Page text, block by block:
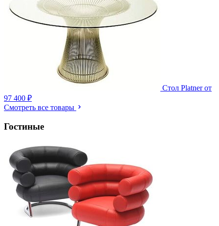
Стол Platner от
97 400 ₽
Смотреть все товары
Гостиные